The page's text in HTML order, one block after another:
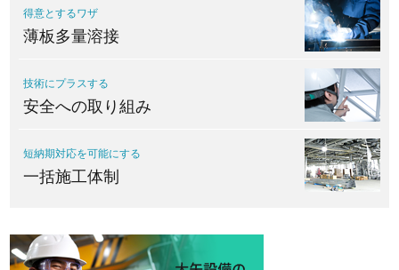
得意とするワザ
薄板多量溶接
技術にプラスする
安全への取り組み
短納期対応を可能にする
一括施工体制